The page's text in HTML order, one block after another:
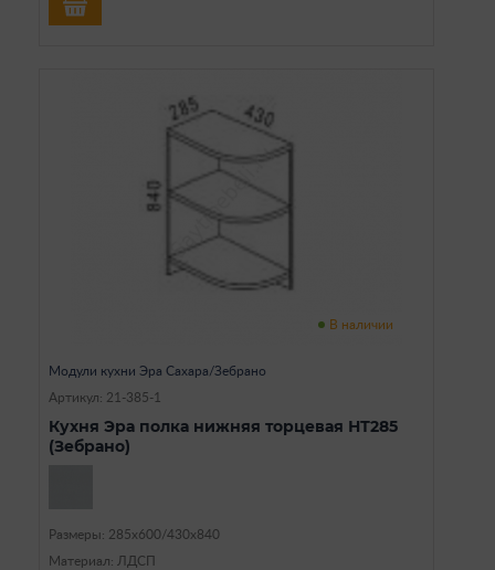
В наличии
Модули кухни Эра Сахара/Зебрано
Артикул: 21-385-1
Кухня Эра полка нижняя торцевая НТ285
(Зебрано)
Размеры: 285х600/430х840
Материал: ЛДСП